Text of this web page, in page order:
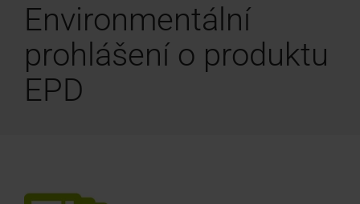
Environmentální
prohlášení o produktu
EPD